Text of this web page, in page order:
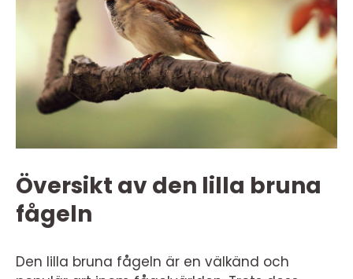
Översikt av den lilla bruna
fågeln
Den lilla bruna fågeln är en välkänd och